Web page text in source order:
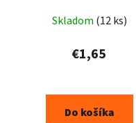
Skladom (12 ks)
€1,65
Do košíka